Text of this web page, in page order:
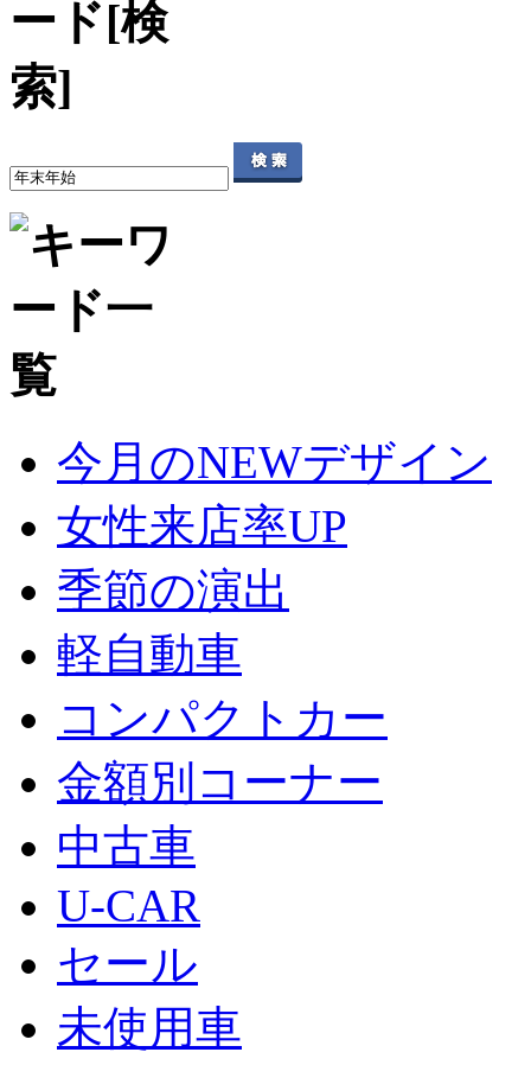
今月のNEWデザイン
女性来店率UP
季節の演出
軽自動車
コンパクトカー
金額別コーナー
中古車
U-CAR
セール
未使用車